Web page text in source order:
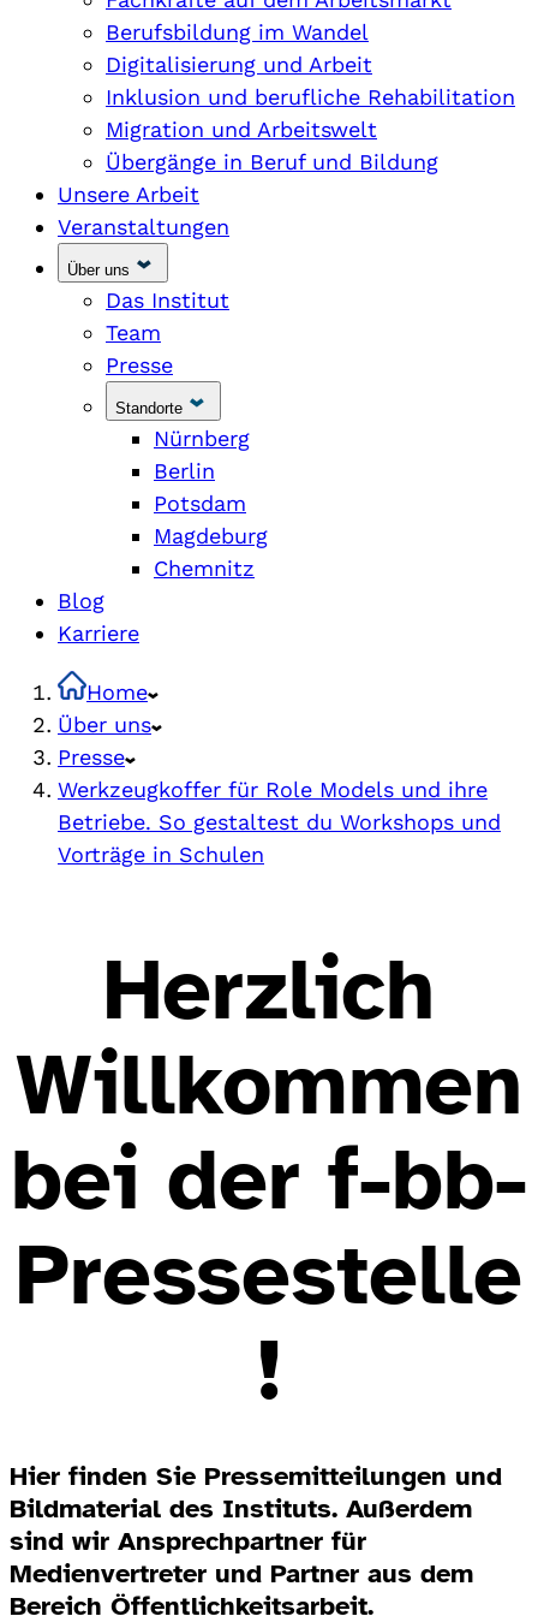
Berufsbildung im Wandel
Digitalisierung und Arbeit
Inklusion und berufliche Rehabilitation
Migration und Arbeitswelt
Übergänge in Beruf und Bildung
Unsere Arbeit
Veranstaltungen
Über uns
Das Institut
Team
Presse
Standorte
Nürnberg
Berlin
Potsdam
Magdeburg
Chemnitz
Blog
Karriere
Home
Über uns
Presse
Werkzeugkoffer für Role Models und ihre
Betriebe. So gestaltest du Workshops und
Vorträge in Schulen
Herzlich
Willkommen
bei der f-bb-
Pressestelle
!
Hier finden Sie Pressemitteilungen und
Bildmaterial des Instituts. Außerdem
sind wir Ansprechpartner für
Medienvertreter und Partner aus dem
Bereich Öffentlichkeitsarbeit.